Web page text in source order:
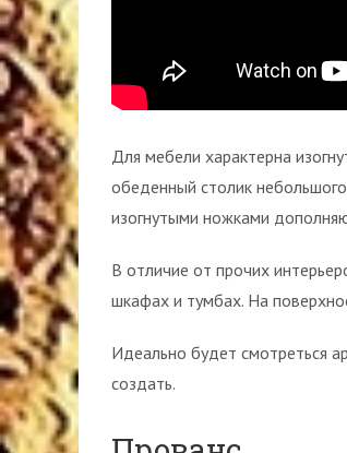
Для мебели характерна
обеденный столик
изогнутыми ножками
В отличие от прочих
шкафах и тумбах. На
Идеально будет смотреться
создать.